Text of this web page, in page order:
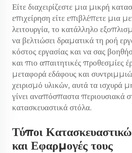
Είτε διαχειρίζεστε μια μικρή
επιχείρηση είτε επιβλέπετε μια
λειτουργία, το κατάλληλο
να βελτιώσει δραματικά τη ροή
κόστος εργασίας και να σας
και πιο απαιτητικές προθεσμίες
μεταφορά εδάφους και
χειρισμό υλικών, αυτά τα ισχυρά
γίνει αναπόσπαστα περιουσιακά
κατασκευαστικά στόλα.
Τύποι
και Εφαρμογές τους